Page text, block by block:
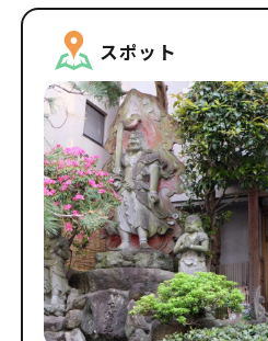
スポット